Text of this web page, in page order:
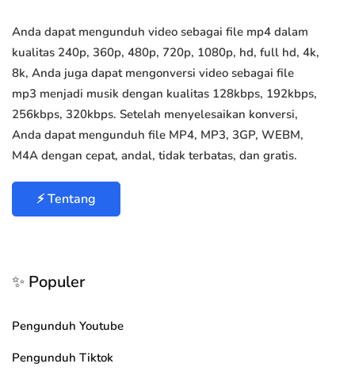
Anda dapat mengunduh video sebagai file mp4 dalam
kualitas 240p, 360p, 480p, 720p, 1080p, hd, full hd, 4k,
8k, Anda juga dapat mengonversi video sebagai file
mp3 menjadi musik dengan kualitas 128kbps, 192kbps,
256kbps, 320kbps. Setelah menyelesaikan konversi,
Anda dapat mengunduh file MP4, MP3, 3GP, WEBM,
M4A dengan cepat, andal, tidak terbatas, dan gratis.
⚡ Tentang
✨ Populer
Pengunduh Youtube
Pengunduh Tiktok